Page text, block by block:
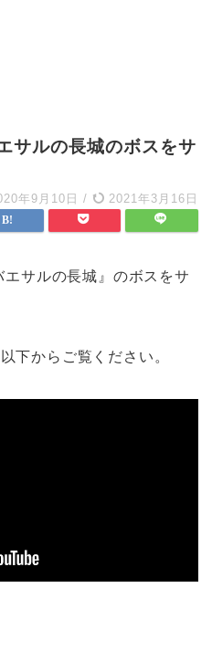
サルの長城のボスをサ
年9月10日 / 2021年3月16日
サルの長城』のボスをサ
下からご覧ください。